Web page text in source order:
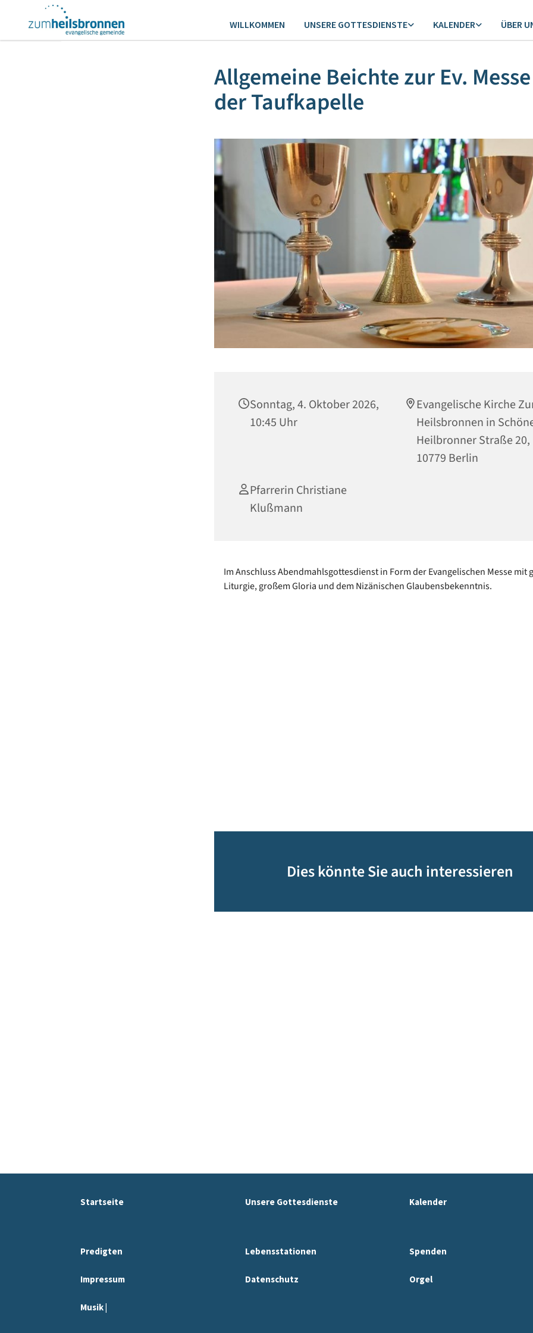
WILLKOMMEN UNSERE GOTTESDIENSTE KALENDER ÜBER
Allgemeine Beichte zur Ev.
der Taufkapelle
Sonntag, 4. Oktober 2026,
10:45 Uhr
Evangelische Kirche
Heilsbronnen in
Heilbronner Straße 20,
10779 Berlin
Pfarrerin Christiane
Klußmann
Im Anschluss Abendmahlsgottesdienst in Form der Evangelischen Messe mit
Liturgie, großem Gloria und dem Nizänischen Glaubensbekenntnis.
Dies könnte Sie auch interessieren
Startseite Unsere Gottesdienste Kalender
Predigten Lebensstationen Spenden
Impressum Datenschutz Orgel
Musik |